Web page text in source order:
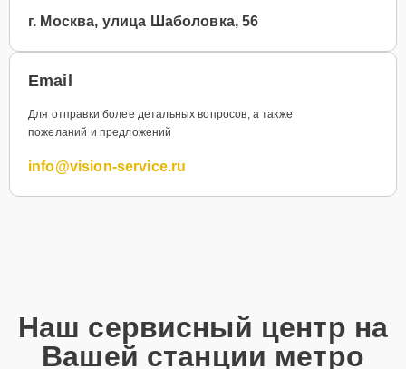
г. Москва, улица Шаболовка, 56
Email
Для отправки более детальных вопросов, а также
пожеланий и предложений
info@vision-service.ru
Наш сервисный центр на
Вашей станции метро